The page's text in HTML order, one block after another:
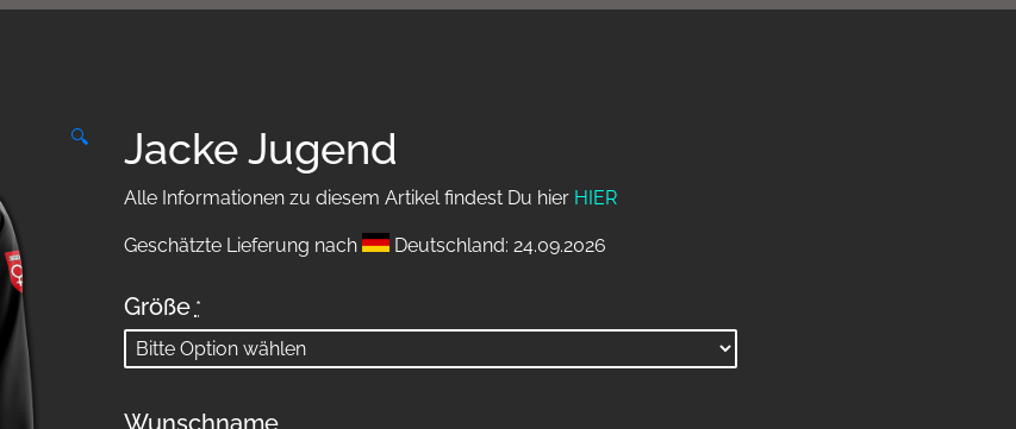
🔍 Jacke Jugend
Alle Informationen zu diesem Artikel findest Du hier HIER
Geschätzte Lieferung nach Deutschland: 24.09.2026
Größe *
Wunschname